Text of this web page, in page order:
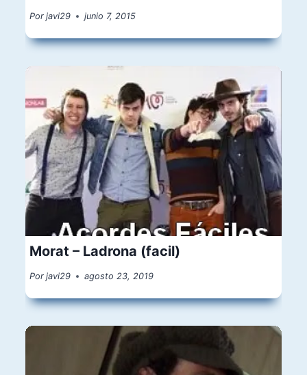
Por javi29 junio 7, 2015
Morat – Ladrona (facil)
Por javi29 agosto 23, 2019